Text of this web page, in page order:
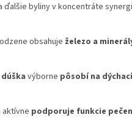
ďalšie byliny v koncentráte
obsahuje železo a
výborne pôsobí na
aktívne podporuje funkcie